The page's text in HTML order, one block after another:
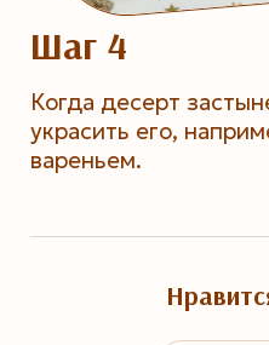
Шаг 4
Когда десерт
украсить его,
вареньем.